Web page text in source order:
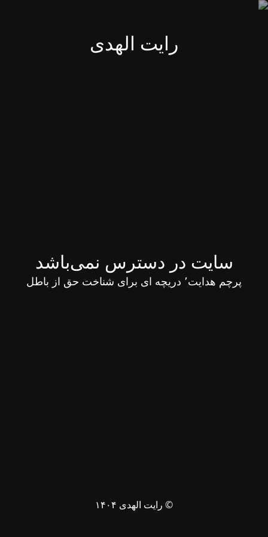
رایت الهدی
سایت در دسترس نمی‌باشد
پرچم هدایت٬ دریچه ای برای شناخت حق از باطل
© رایت الهدی ۱۴۰۴